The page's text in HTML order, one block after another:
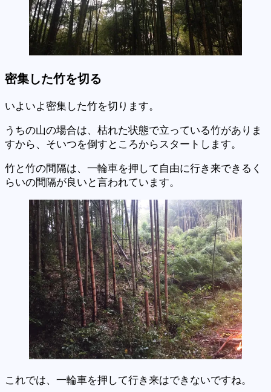
密集した竹を切る
いよいよ密集した竹を切ります。
うちの山の場合は、枯れた状態で立っている竹がありま
すから、そいつを倒すところからスタートします。
竹と竹の間隔は、一輪車を押して自由に行き来できるく
らいの間隔が良いと言われています。
これでは、一輪車を押して行き来はできないですね。